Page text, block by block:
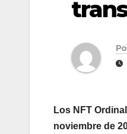
Los NFT
noviembre de